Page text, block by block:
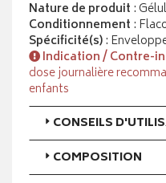
Nature de produit :
Conditionnement :
Spécificité(s):
Indication / Contre-
dose journalière
enfants
CONSEILS
COMPOSITION